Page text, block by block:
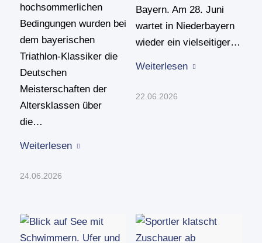
hochsommerlichen
Bedingungen wurden bei
dem bayerischen
Triathlon-Klassiker die
Deutschen
Meisterschaften der
Altersklassen über
die…
Weiterlesen
24.06.2026
Bayern. Am 28. Juni
wartet in Niederbayern
wieder ein vielseitiger…
Weiterlesen
22.06.2026